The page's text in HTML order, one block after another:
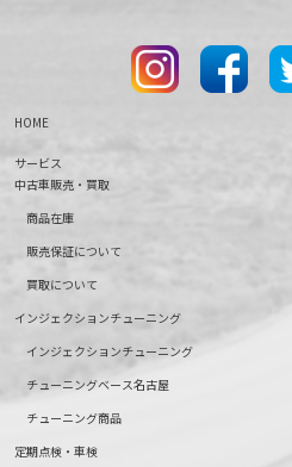
HOME
サービス
中古車販売・買取
商品在庫
販売保証について
買取について
インジェクションチューニング
インジェクションチューニング
チューニングベース名古屋
チューニング商品
定期点検・車検